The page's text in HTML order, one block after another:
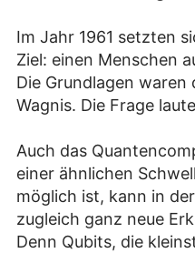
Im Jahr 1961 setzten
Ziel: einen Menschen
Die Grundlagen waren
Wagnis. Die Frage
Auch das
einer ähnlichen
möglich ist, kann in
zugleich ganz neue
Denn Qubits, die